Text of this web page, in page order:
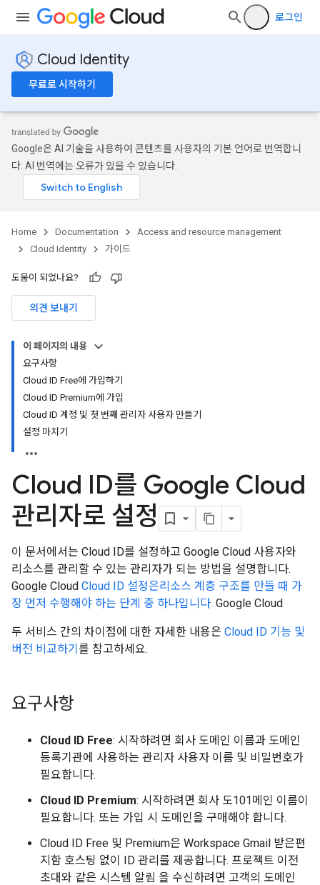
로그인
Cloud Identity
무료로 시작하기
Google은 AI 기술을 사용하여 콘텐츠를 사용자의 기본 언어로 번역합니
다. AI 번역에는 오류가 있을 수 있습니다.
Home Documentation
Access and resource management
Cloud Identity
가이드
도움이 되었나요?
의견 보내기
이 페이지의 내용
요구사항
Cloud ID Free에 가입하기
Cloud ID Premium에 가입
Cloud ID 계정 및 첫 번째 관리자 사용자 만들기
설정 마치기
Cloud ID를 Google Cloud
관리자로 설정
이 문서에서는 Cloud ID를 설정하고 Google Cloud 사용자와
리소스를 관리할 수 있는 관리자가 되는 방법을 설명합니다.
Google Cloud Cloud ID 설정은리소스 계층 구조를 만들 때 가
장 먼저 수행해야 하는 단계 중 하나입니다. Google Cloud
두 서비스 간의 차이점에 대한 자세한 내용은 Cloud ID 기능 및
버전 비교하기 를 참고하세요.
요구사항
Cloud ID Free: 시작하려면 회사 도메인 이름과 도메인
등록기관에 사용하는 관리자 사용자 이름 및 비밀번호가
필요합니다.
Cloud ID Premium: 시작하려면 회사 도101메인 이름이
필요합니다. 또는 가입 시 도메인을 구매해야 합니다.
Cloud ID Free 및 Premium은 Workspace Gmail 받은편
지함 호스팅 없이 ID 관리를 제공합니다. 프로젝트 이전
초대와 같은 시스템 알림 을 수신하려면 고객의 도메인